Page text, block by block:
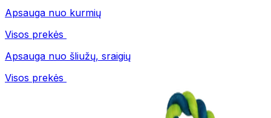
Apsauga nuo kurmių
Visos prekės
Apsauga nuo šliužų, sraigių
Visos prekės